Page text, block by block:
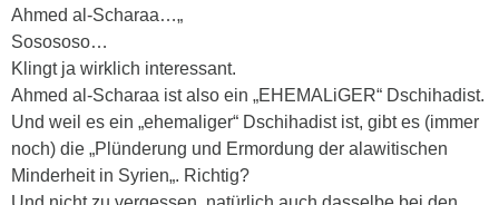
Ahmed al-Scharaa…„
Sosososo…
Klingt ja wirklich interessant.
Ahmed al-Scharaa ist also ein „EHEMALiGER“ Dschihadist.
Und weil es ein „ehemaliger“ Dschihadist ist, gibt es (immer
noch) die „Plünderung und Ermordung der alawitischen
Minderheit in Syrien„. Richtig?